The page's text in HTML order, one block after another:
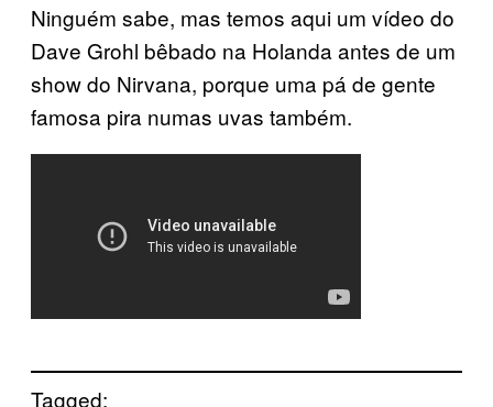
Ninguém sabe, mas temos aqui um vídeo do
Dave Grohl bêbado na Holanda antes de um
show do Nirvana, porque uma pá de gente
famosa pira numas uvas também.
Tagged: